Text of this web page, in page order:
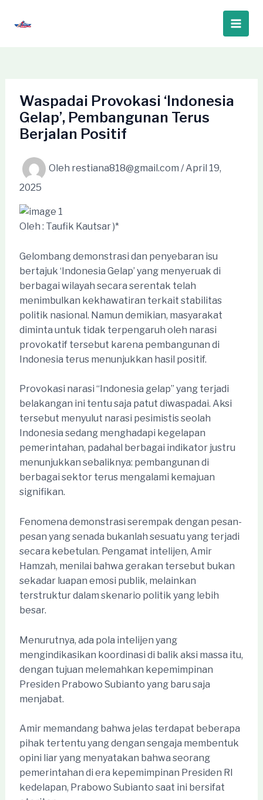
Main
Waspadai Provokasi ‘Indonesia
Gelap’, Pembangunan Terus
Berjalan Positif
Oleh restiana818@gmail.com /April 19,
2025
Oleh : Taufik Kautsar )*
Gelombang demonstrasi dan penyebaran isu
bertajuk ‘Indonesia Gelap’ yang menyeruak di
berbagai wilayah secara serentak telah
menimbulkan kekhawatiran terkait stabilitas
politik nasional. Namun demikian, masyarakat
diminta untuk tidak terpengaruh oleh narasi
provokatif tersebut karena pembangunan di
Indonesia terus menunjukkan hasil positif.
Provokasi narasi “Indonesia gelap” yang terjadi
belakangan ini tentu saja patut diwaspadai. Aksi
tersebut menyulut narasi pesimistis seolah
Indonesia sedang menghadapi kegelapan
pemerintahan, padahal berbagai indikator justru
menunjukkan sebaliknya: pembangunan di
berbagai sektor terus mengalami kemajuan
signifikan.
Fenomena demonstrasi serempak dengan pesan-
pesan yang senada bukanlah sesuatu yang terjadi
secara kebetulan. Pengamat intelijen, Amir
Hamzah, menilai bahwa gerakan tersebut bukan
sekadar luapan emosi publik, melainkan
terstruktur dalam skenario politik yang lebih
besar.
Menurutnya, ada pola intelijen yang
mengindikasikan koordinasi di balik aksi massa itu,
dengan tujuan melemahkan kepemimpinan
Presiden Prabowo Subianto yang baru saja
menjabat.
Amir memandang bahwa jelas terdapat beberapa
pihak tertentu yang dengan sengaja membentuk
opini liar yang menyatakan bahwa seorang
pemerintahan di era kepemimpinan Presiden RI
kedelapan, Prabowo Subianto saat ini bersifat